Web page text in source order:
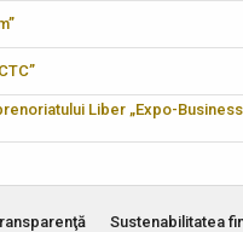
Liber „Expo-
Sustenabilitatea